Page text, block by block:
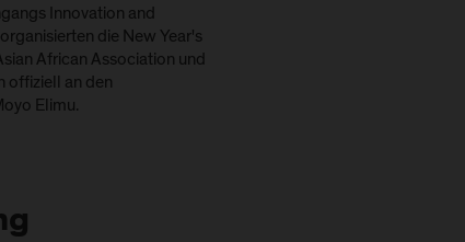
Innovation and
die New Year's
African Association und
offiziell an den
Elimu.